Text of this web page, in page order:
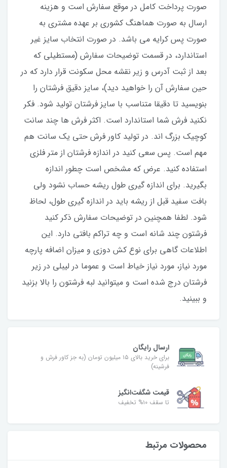
صورت پرداخت کامل در موقع سفارش است و هزینه
ارسال به صورت هماهنگ کشوری بر عهده مشتری به
صورت پس کرایه می باشد. در صورت انتخاب سایز غیر
استاندارد، در قسمت توضیحات سفارش (مستطیلی که
بعد از ثبت آدرس و زیر نقشه محل سکونت قرار دارد که در
حین سفارش آن را خواهید دید)، سایز دقیق فرشتان را
بنویسید تا دقیقا متناسب با سایز فرشتان تولید شود. فکر
نکنید فرش شما استاندارد است. اکثر فرش ها چند سانت
کوچیک بزرگ اند. در تولید کاور فرش حتی یک سانت هم
مهم است. پس سعی کنید در اندازه فرشتان از متر فلزی
استفاده کنید‌. عرض که مشخص است چطور اندازه
بگیرید. برای اندازه گیری طول ریشه حساب نشود ولی
بافت سفید قبل از ریشه باید در اندازه گیری طول، لحاظ
شود. لطفا همچنین در توضیحات سفارش ذکر کنید
فرشتون چند شانه است و چه تراکم بافتی دارد. این
اطلاعات گاهی برای نوع کش دوزی و میزان اضافه پارچه
مورد نیاز، مورد نیاز خیاط است و عموما در لیبلی در زیر
فرشتان درج شده است و میتوانید لبه فرشتون را بالا بزنید
و ببینید.
ارسال رایگان
برای خرید بالای ۱۵ میلیون تومان (به جز کاور فرش و
فرشینه)
قیمت شگفت‌انگیز
تا سقف ۱۰% تخفیف
محصولات مرتبط